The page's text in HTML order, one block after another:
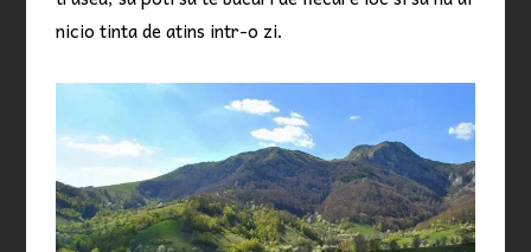
nicio tinta de atins intr-o zi.